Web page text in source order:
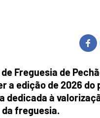
Freguesia de
a edição de 2026 do
dedicada à
freguesia.